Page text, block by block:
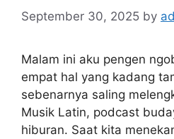
September 30, 2025 by
Malam ini aku pengen
empat hal yang kadang
sebenarnya saling
Musik Latin, podcast
hiburan. Saat kita